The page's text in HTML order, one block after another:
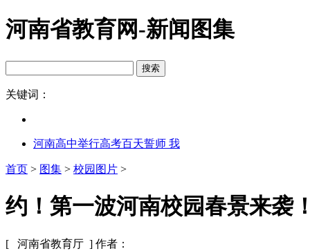
河南省教育网-新闻图集
关键词：
河南高中举行高考百天誓师 我
首页 > 图集 > 校园图片 >
约！第一波河南校园春景来袭
[ 河南省教育厅 ] 作者：